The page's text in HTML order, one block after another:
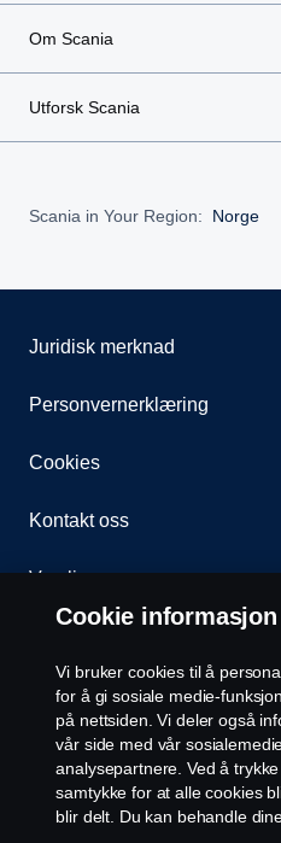
Om Scania
Utforsk Scania
Scania in Your Region: Norge
Juridisk merknad
Personvernerklæring
Cookies
Kontakt oss
Varsling
Etiske retningslinjer for
Cookie-innstillinger
Cookie informasjon
Vi bruker cookies til å
for å gi sosiale medie-
på nettsiden. Vi deler også
vår side med vår
analysepartnere. Ved å
samtykke for at alle cookies
blir delt. Du kan behandle